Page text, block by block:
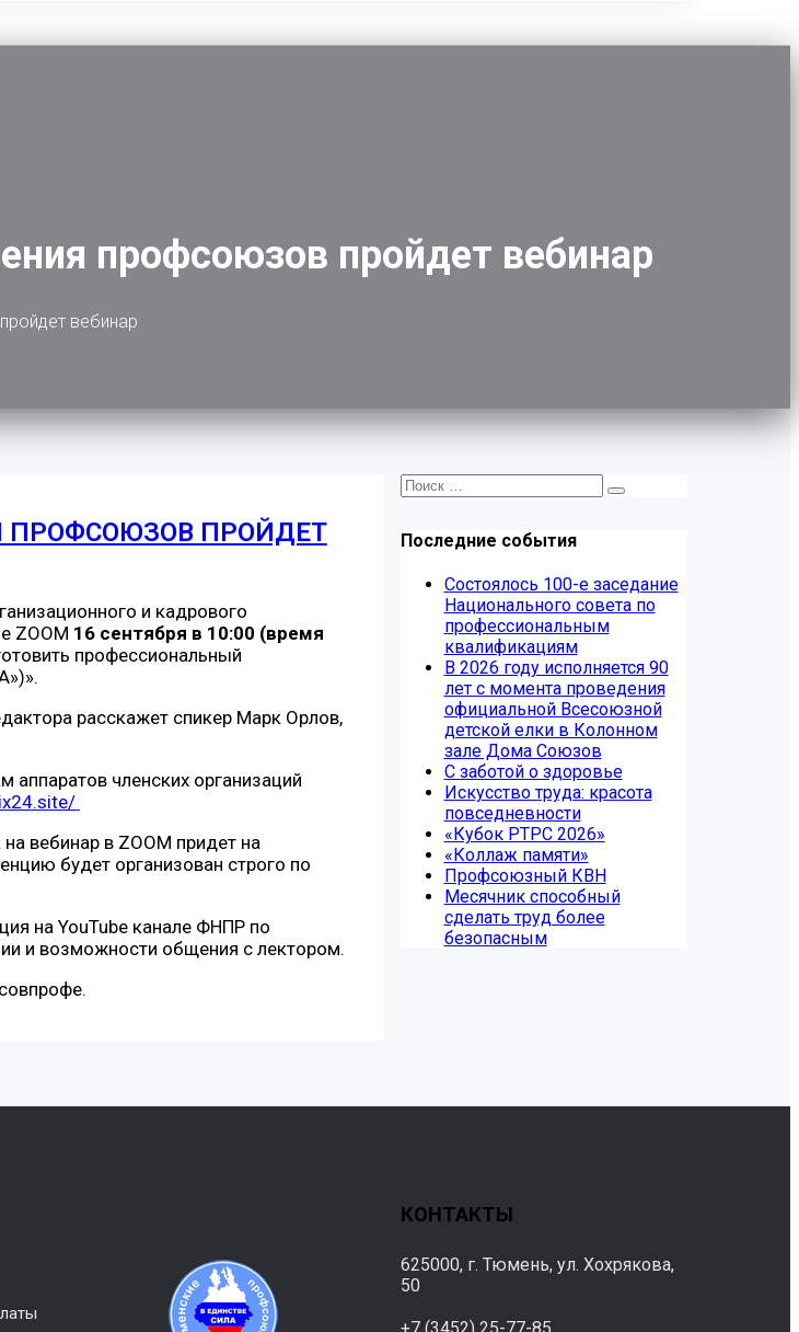
профсоюзов пройдет вебинар
вебинар
ПРОФСОЮЗОВ ПРОЙДЕТ
и кадрового
ZOOM 16 сентября в 10:00 (время
профессиональный
расскажет спикер Марк Орлов,
аппаратов членских организаций
вебинар в ZOOM придет на
будет организован строго по
на YouTube канале ФНПР по
и возможности общения с лектором.
Последние события
Состоялось 100-е заседание
Национального совета по
профессиональным
квалификациям
В 2026 году исполняется 90
лет с момента проведения
официальной Всесоюзной
детской елки в Колонном
зале Дома Союзов
С заботой о здоровье
Искусство труда: красота
повседневности
«Кубок РТРС 2026»
«Коллаж памяти»
Профсоюзный КВН
Месячник способный
сделать труд более
безопасным
КОНТАКТЫ
625000, г. Тюмень, ул. Хохрякова,
50